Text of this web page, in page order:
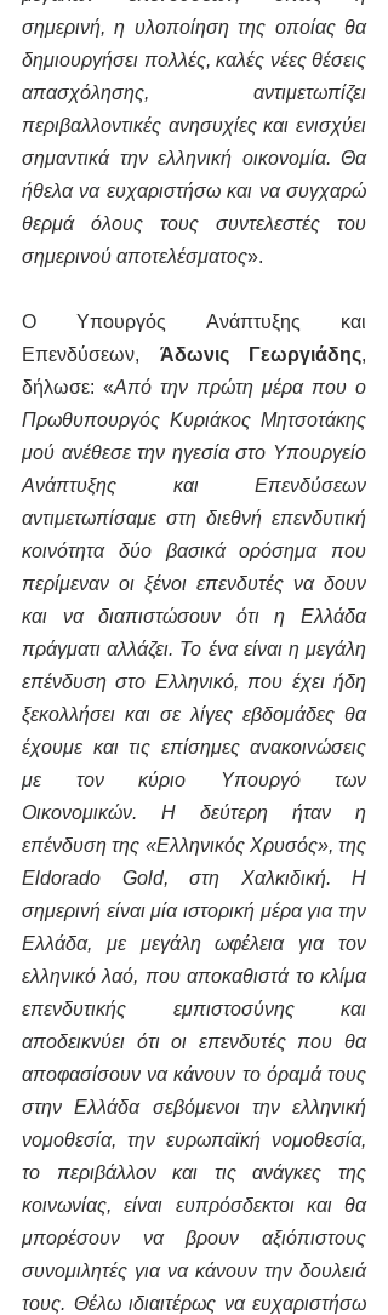
σημερινή, η υλοποίηση της οποίας θα
δημιουργήσει πολλές, καλές νέες θέσεις
απασχόλησης, αντιμετωπίζει
περιβαλλοντικές ανησυχίες και ενισχύει
σημαντικά την ελληνική οικονομία. Θα
ήθελα να ευχαριστήσω και να συγχαρώ
θερμά όλους τους συντελεστές του
σημερινού αποτελέσματος».
Ο Υπουργός Ανάπτυξης και
Επενδύσεων, Άδωνις Γεωργιάδης,
δήλωσε: «Από την πρώτη μέρα που ο
Πρωθυπουργός Κυριάκος Μητσοτάκης
μού ανέθεσε την ηγεσία στο Υπουργείο
Ανάπτυξης και Επενδύσεων
αντιμετωπίσαμε στη διεθνή επενδυτική
κοινότητα δύο βασικά ορόσημα που
περίμεναν οι ξένοι επενδυτές να δουν
και να διαπιστώσουν ότι η Ελλάδα
πράγματι αλλάζει. Το ένα είναι η μεγάλη
επένδυση στο Ελληνικό, που έχει ήδη
ξεκολλήσει και σε λίγες εβδομάδες θα
έχουμε και τις επίσημες ανακοινώσεις
με τον κύριο Υπουργό των
Οικονομικών. Η δεύτερη ήταν η
επένδυση της «Ελληνικός Χρυσός», της
Eldorado Gold, στη Χαλκιδική. Η
σημερινή είναι μία ιστορική μέρα για την
Ελλάδα, με μεγάλη ωφέλεια για τον
ελληνικό λαό, που αποκαθιστά το κλίμα
επενδυτικής εμπιστοσύνης και
αποδεικνύει ότι οι επενδυτές που θα
αποφασίσουν να κάνουν το όραμά τους
στην Ελλάδα σεβόμενοι την ελληνική
νομοθεσία, την ευρωπαϊκή νομοθεσία,
το περιβάλλον και τις ανάγκες της
κοινωνίας, είναι ευπρόσδεκτοι και θα
μπορέσουν να βρουν αξιόπιστους
συνομιλητές για να κάνουν την δουλειά
τους. Θέλω ιδιαιτέρως να ευχαριστήσω